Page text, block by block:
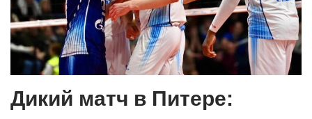
Дикий матч в Питере: